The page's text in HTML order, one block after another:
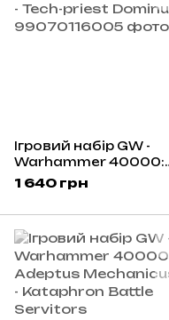
Ігровий набір GW -
Warhammer 40000:
Adeptus Mechanicus -
Tech-priest Dominus
1 640 грн